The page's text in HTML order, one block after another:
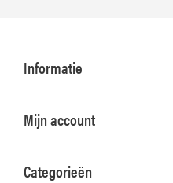
Informatie
Mijn account
Categorieën